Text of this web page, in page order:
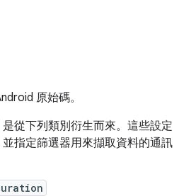
原始碼。
是從下列類別衍生而來。這些設定
指定篩選器用來擷取資料的通訊